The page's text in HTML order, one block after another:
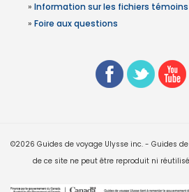
» Information sur les fichiers
» Foire aux questions
©2026 Guides de voyage Ulysse inc. - Guides
de ce site ne peut être reproduit ni